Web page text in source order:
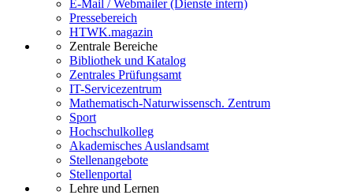
E-Mail / Webmailer (Dienste intern)
Pressebereich
HTWK.magazin
Zentrale Bereiche
Bibliothek und Katalog
Zentrales Prüfungsamt
IT-Servicezentrum
Mathematisch-Naturwissensch. Zentrum
Sport
Hochschulkolleg
Akademisches Auslandsamt
Stellenangebote
Stellenportal
Lehre und Lernen